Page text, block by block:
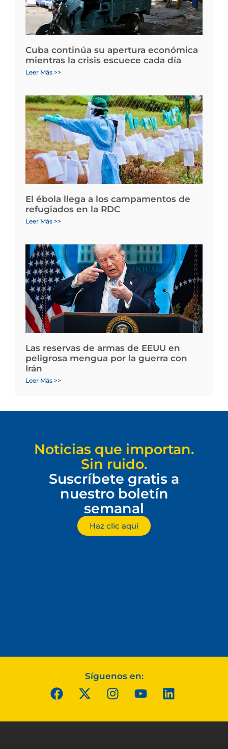
Cuba continúa su apertura económica
mientras la crisis escuece cada día
Leer Más >>
El ébola llega a los campamentos de
refugiados en la RDC
Leer Más >>
Las reservas de armas de EEUU en
peligrosa mengua por la guerra con
Irán
Leer Más >>
Noticias que importan.
Sin ruido.
Suscríbete gratis a
nuestro boletín
semanal
Haz clic aquí
Síguenos en: